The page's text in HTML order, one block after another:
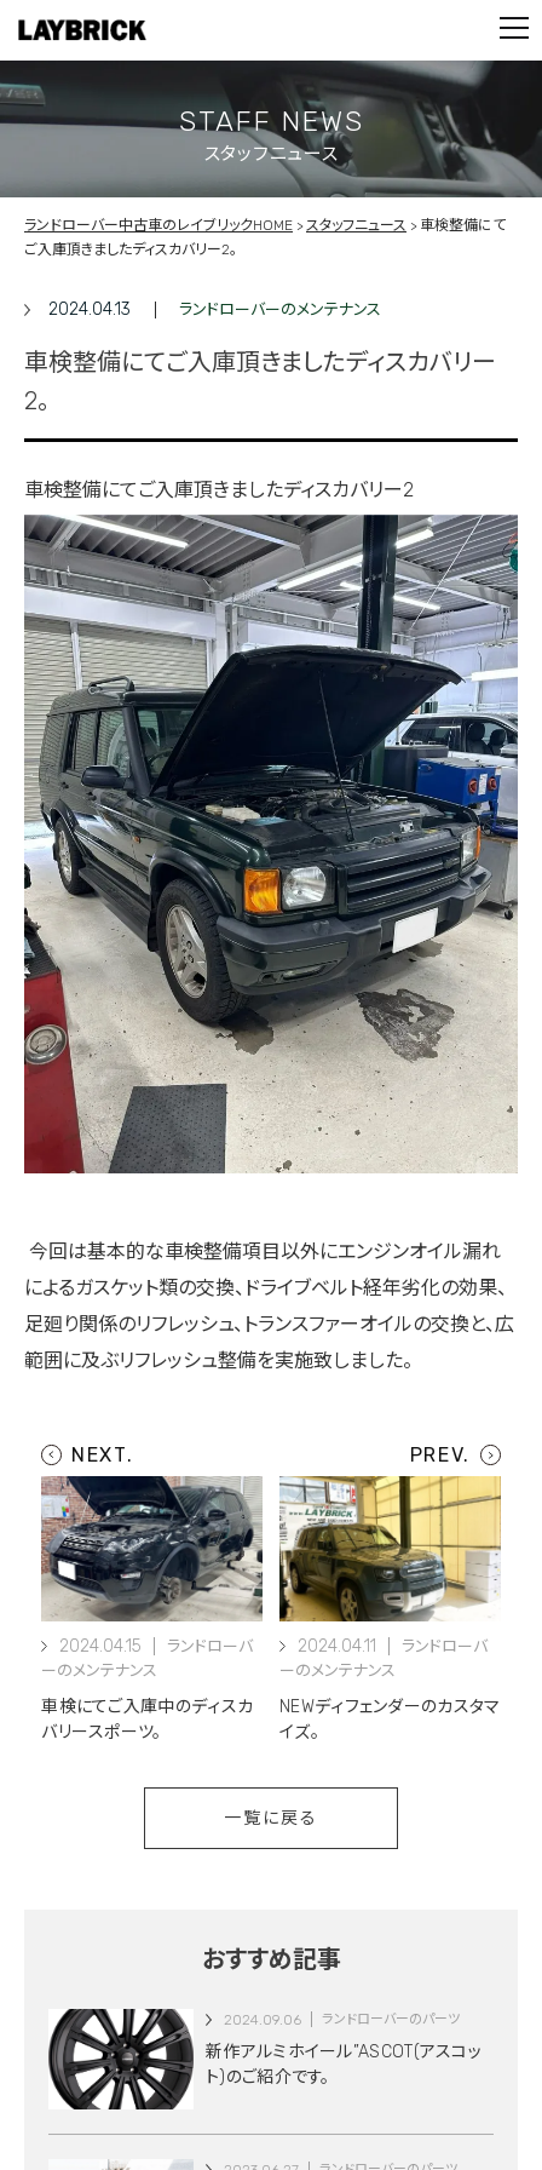
PARTS
CONTACT
PRIVACY POLICY
STAFF NEWS
スタッフニュース
ランドローバー中古車のレイブリックHOME スタッフニュース
車検整備にて
ご入庫頂きましたディスカバリー2。
2024.04.13 ランドローバーのメンテナンス
車検整備にてご入庫頂きましたディスカバリー
2。
車検整備にてご入庫頂きましたディスカバリー2
今回は基本的な車検整備項目以外にエンジンオイル漏れ
によるガスケット類の交換、ドライブベルト経年劣化の効果、
足廻り関係のリフレッシュ、トランスファーオイルの交換と、広
範囲に及ぶリフレッシュ整備を実施致しました。
2024.04.15
ランドローバ
ーのメンテナンス
車検にてご入庫中のディスカ
バリースポーツ。
2024.04.11
ランドローバ
ーのメンテナンス
NEWディフェンダーのカスタマ
イズ。
一覧に戻る
おすすめ記事
2024.09.06 ランドローバーのパーツ
新作アルミホイール”ASCOT(アスコッ
ト)のご紹介です。